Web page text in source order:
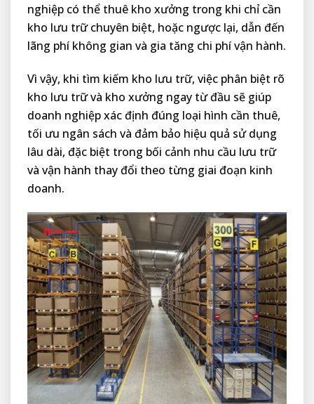
nghiệp có thể thuê kho xưởng trong khi chỉ cần
kho lưu trữ chuyên biệt, hoặc ngược lại, dẫn đến
lãng phí không gian và gia tăng chi phí vận hành.
Vì vậy, khi tìm kiếm kho lưu trữ, việc phân biệt rõ
kho lưu trữ và kho xưởng ngay từ đầu sẽ giúp
doanh nghiệp xác định đúng loại hình cần thuê,
tối ưu ngân sách và đảm bảo hiệu quả sử dụng
lâu dài, đặc biệt trong bối cảnh nhu cầu lưu trữ
và vận hành thay đổi theo từng giai đoạn kinh
doanh.